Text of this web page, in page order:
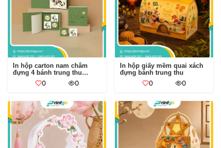
In hộp carton nam châm
đựng 4 bánh trung thu
Thanh Trúc0 0
In hộp giấy mềm quai xách
đựng bánh trung thu
0 0